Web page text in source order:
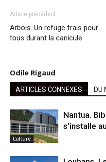
Article précédent
Arbois. Un refuge frais pour
tous durant la canicule
Odile Rigaud
ARTICLES CONNEXES DU
Culture
Nantua.
s’installe